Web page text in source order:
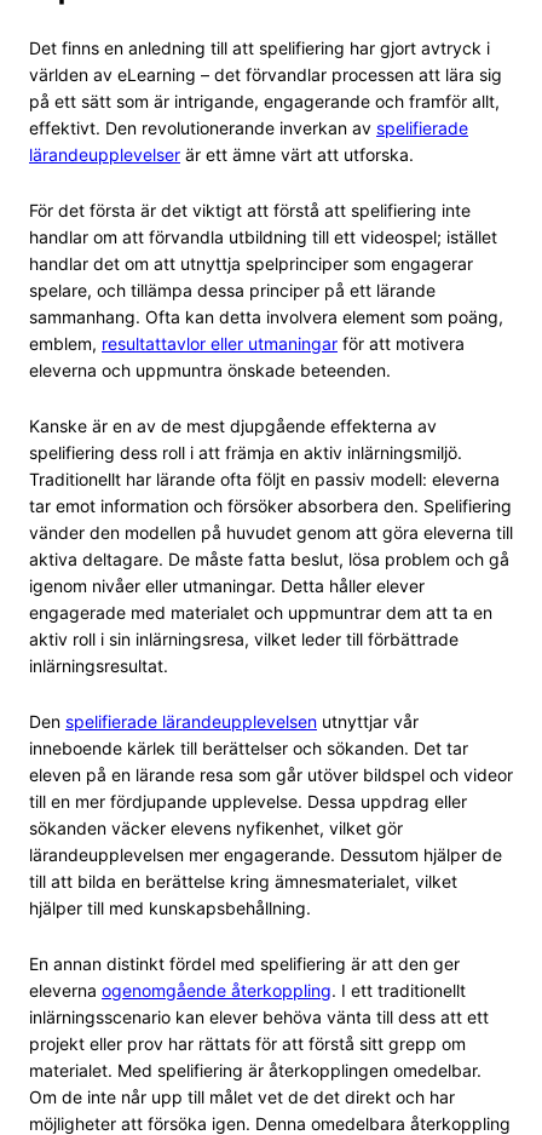
Det finns en anledning till att spelifiering har gjort avtryck i
världen av eLearning – det förvandlar processen att lära sig
på ett sätt som är intrigande, engagerande och framför allt,
effektivt. Den revolutionerande inverkan av spelifierade
lärandeupplevelser är ett ämne värt att utforska.
För det första är det viktigt att förstå att spelifiering inte
handlar om att förvandla utbildning till ett videospel; istället
handlar det om att utnyttja spelprinciper som engagerar
spelare, och tillämpa dessa principer på ett lärande
sammanhang. Ofta kan detta involvera element som poäng,
emblem, resultattavlor eller utmaningar för att motivera
eleverna och uppmuntra önskade beteenden.
Kanske är en av de mest djupgående effekterna av
spelifiering dess roll i att främja en aktiv inlärningsmiljö.
Traditionellt har lärande ofta följt en passiv modell: eleverna
tar emot information och försöker absorbera den. Spelifiering
vänder den modellen på huvudet genom att göra eleverna till
aktiva deltagare. De måste fatta beslut, lösa problem och gå
igenom nivåer eller utmaningar. Detta håller elever
engagerade med materialet och uppmuntrar dem att ta en
aktiv roll i sin inlärningsresa, vilket leder till förbättrade
inlärningsresultat.
Den spelifierade lärandeupplevelsen utnyttjar vår
inneboende kärlek till berättelser och sökanden. Det tar
eleven på en lärande resa som går utöver bildspel och videor
till en mer fördjupande upplevelse. Dessa uppdrag eller
sökanden väcker elevens nyfikenhet, vilket gör
lärandeupplevelsen mer engagerande. Dessutom hjälper de
till att bilda en berättelse kring ämnesmaterialet, vilket
hjälper till med kunskapsbehållning.
En annan distinkt fördel med spelifiering är att den ger
eleverna ogenomgående återkoppling. I ett traditionellt
inlärningsscenario kan elever behöva vänta till dess att ett
projekt eller prov har rättats för att förstå sitt grepp om
materialet. Med spelifiering är återkopplingen omedelbar.
Om de inte når upp till målet vet de det direkt och har
möjligheter att försöka igen. Denna omedelbara återkoppling